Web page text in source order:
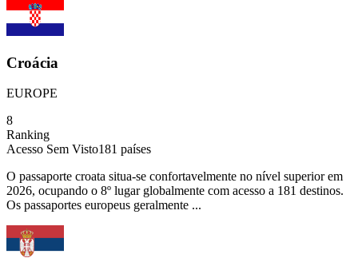
Croácia
EUROPE
8
Ranking
Acesso Sem Visto181 países
O passaporte croata situa-se confortavelmente no nível superior em
2026, ocupando o 8º lugar globalmente com acesso a 181 destinos.
Os passaportes europeus geralmente ...